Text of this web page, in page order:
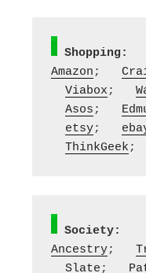
Shopping:
Amazon;
Viabox;
Asos;
etsy;
ThinkGeek
Society:
Ancestry;
Slate;